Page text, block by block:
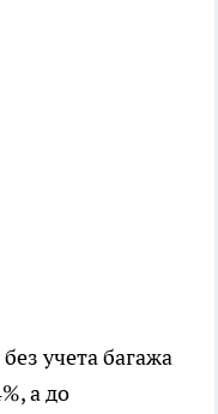
учета багажа
а до